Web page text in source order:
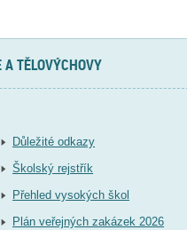
TĚLOVÝCHOVY
Důležité odkazy
Školský rejstřík
Přehled vysokých škol
Plán veřejných zakázek 2026